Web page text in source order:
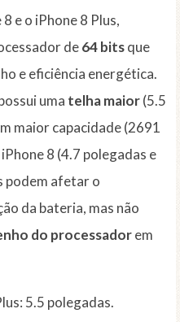
e o iPhone 8 Plus,
de64 bitsque
e eficiência energética.
uma telha maior(5.5
maior capacidade (2691
8 (4.7 polegadas e
podem afetar o
da bateria, mas não
do processadorem
5.5 polegadas.